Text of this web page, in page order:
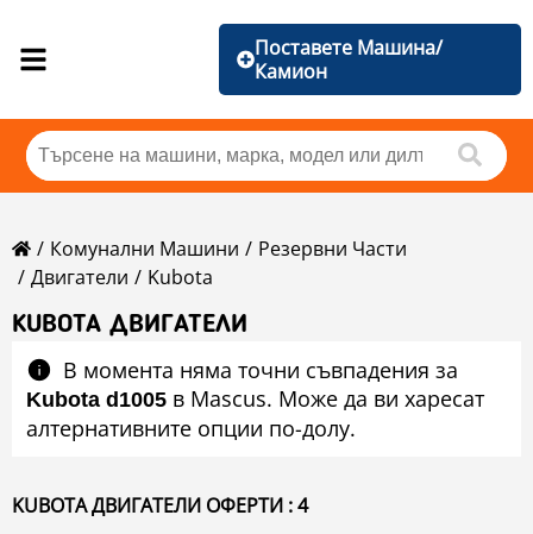
Поставете Машина/
Камион
Комунални Машини
Резервни Части
Двигатели
Kubota
KUBOTA ДВИГАТЕЛИ
В момента няма точни съвпадения за
Kubota d1005 в Mascus. Може да ви харесат
алтернативните опции по-долу.
KUBOTA ДВИГАТЕЛИ ОФЕРТИ : 4